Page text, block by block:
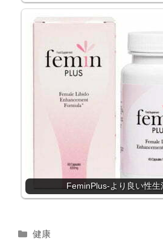
FeminPlus-より良い性生
カ
健康